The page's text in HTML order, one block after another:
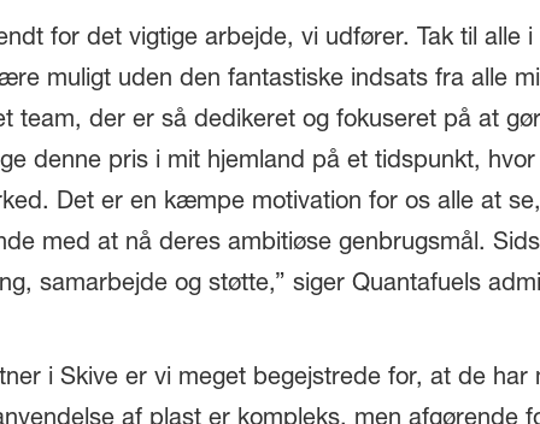
for det vigtige arbejde, vi udfører. Tak til alle
muligt uden den fantastiske indsats fra alle
team, der er så dedikeret og fokuseret på at
denne pris i mit hjemland på et tidspunkt,
Det er en kæmpe motivation for os alle at
med at nå deres ambitiøse genbrugsmål.
samarbejde og støtte,” siger Quantafuels
i Skive er vi meget begejstrede for, at de har
af plast er kompleks, men afgørende